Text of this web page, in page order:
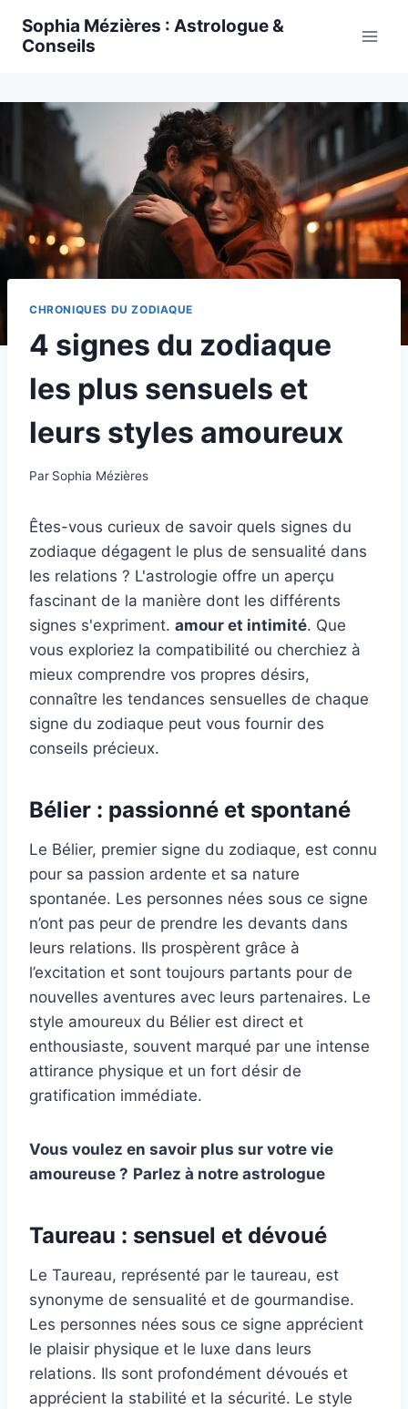
Sophia Mézières : Astrologue &
Conseils
CHRONIQUES DU ZODIAQUE
4 signes du zodiaque
les plus sensuels et
leurs styles amoureux
Par Sophia Mézières
Êtes-vous curieux de savoir quels signes du
zodiaque dégagent le plus de sensualité dans
les relations ? L'astrologie offre un aperçu
fascinant de la manière dont les différents
signes s'expriment. amour et intimité. Que
vous exploriez la compatibilité ou cherchiez à
mieux comprendre vos propres désirs,
connaître les tendances sensuelles de chaque
signe du zodiaque peut vous fournir des
conseils précieux.
Bélier : passionné et spontané
Le Bélier, premier signe du zodiaque, est connu
pour sa passion ardente et sa nature
spontanée. Les personnes nées sous ce signe
n’ont pas peur de prendre les devants dans
leurs relations. Ils prospèrent grâce à
l’excitation et sont toujours partants pour de
nouvelles aventures avec leurs partenaires. Le
style amoureux du Bélier est direct et
enthousiaste, souvent marqué par une intense
attirance physique et un fort désir de
gratification immédiate.
Vous voulez en savoir plus sur votre vie
amoureuse ? Parlez à notre astrologue
Taureau : sensuel et dévoué
Le Taureau, représenté par le taureau, est
synonyme de sensualité et de gourmandise.
Les personnes nées sous ce signe apprécient
le plaisir physique et le luxe dans leurs
relations. Ils sont profondément dévoués et
apprécient la stabilité et la sécurité. Le style